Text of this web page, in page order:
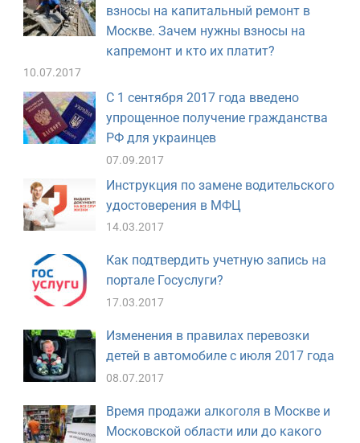
взносы на капитальный ремонт в
Москве. Зачем нужны взносы на
капремонт и кто их платит?
10.07.2017
С 1 сентября 2017 года введено
упрощенное получение гражданства
РФ для украинцев
07.09.2017
Инструкция по замене водительского
удостоверения в МФЦ
14.03.2017
Как подтвердить учетную запись на
портале Госуслуги?
17.03.2017
Изменения в правилах перевозки
детей в автомобиле с июля 2017 года
08.07.2017
Время продажи алкоголя в Москве и
Московской области или до какого